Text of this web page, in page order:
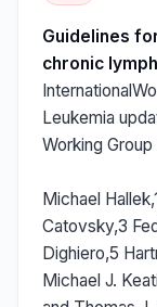
Guidelines
chronic
Leukemia
Working
Michael
Catovsky,3
Dighiero,5
Michael J.